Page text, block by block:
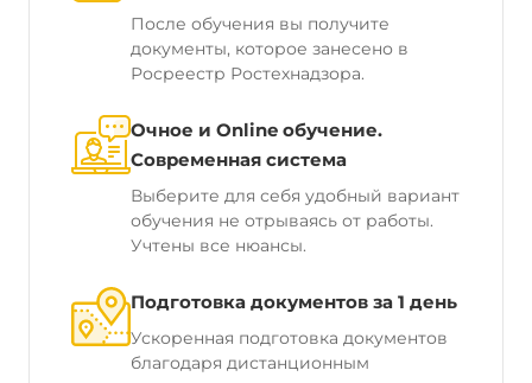
После обучения вы получите
документы, которое занесено в
Росреестр Ростехнадзора.
Очное и Online обучение.
Современная система
Выберите для себя удобный вариант
обучения не отрываясь от работы.
Учтены все нюансы.
Подготовка документов за 1 день
Ускоренная подготовка документов
благодаря дистанционным